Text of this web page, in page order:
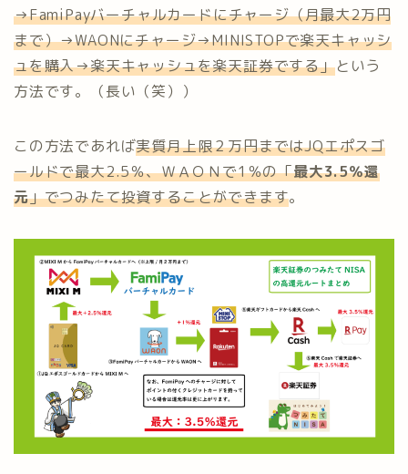
→FamiPayバーチャルカードにチャージ（月最大2万円
まで）→WAONにチャージ→MINISTOPで楽天キャッシ
ュを購入→楽天キャッシュを楽天証券でする」という
方法です。（長い（笑））
この方法であれば実質月上限２万円まではJQエポスゴ
ールドで最大2.5％、ＷＡＯＮで1％の「最大3.5％還
元」でつみたて投資することができます。